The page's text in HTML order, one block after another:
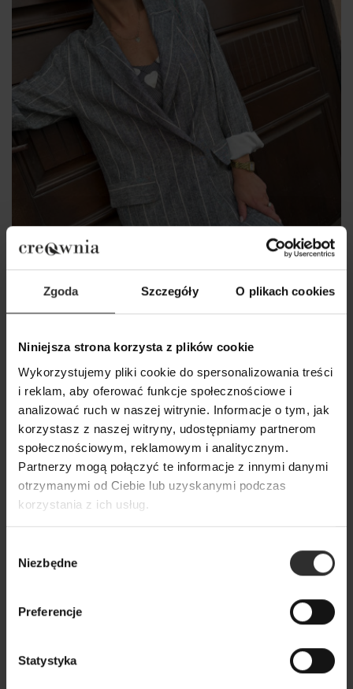
Zgoda Szczegóły O plikach cookies
Niniejsza strona korzysta z plików cookie
Wykorzystujemy pliki cookie do spersonalizowania treści
i reklam, aby oferować funkcje społecznościowe i
analizować ruch w naszej witrynie. Informacje o tym, jak
korzystasz z naszej witryny, udostępniamy partnerom
społecznościowym, reklamowym i analitycznym.
Partnerzy mogą połączyć te informacje z innymi danymi
otrzymanymi od Ciebie lub uzyskanymi podczas
korzystania z ich usług.
zgody
Niezbędne
Preferencje
Statystyka
649,00 zł